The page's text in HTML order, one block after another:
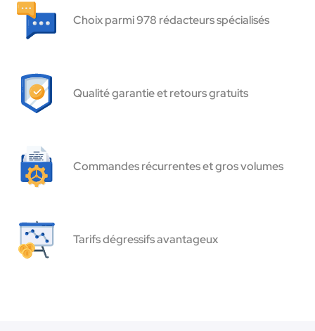
Choix parmi 978 rédacteurs spécialisés
Qualité garantie et retours gratuits
Commandes récurrentes et gros volumes
Tarifs dégressifs avantageux